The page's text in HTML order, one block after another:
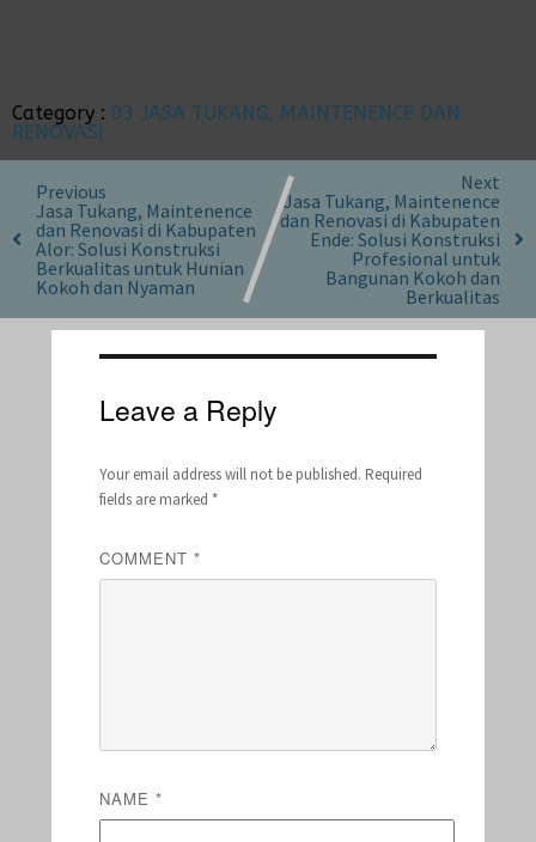
Category : 03 JASA TUKANG, MAINTENENCE DAN
RENOVASI
Previous
Jasa Tukang, Maintenence
dan Renovasi di Kabupaten
Alor: Solusi Konstruksi
Berkualitas untuk Hunian
Kokoh dan Nyaman
Next
Jasa Tukang, Maintenence
dan Renovasi di Kabupaten
Ende: Solusi Konstruksi
Profesional untuk
Bangunan Kokoh dan
Berkualitas
Leave a Reply
Your email address will not be published. Required
fields are marked *
COMMENT *
NAME *